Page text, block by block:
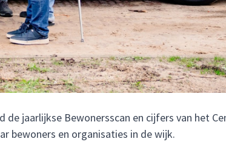
jaarlijkse Bewonersscan en cijfers van het
bewoners en organisaties in de wijk.